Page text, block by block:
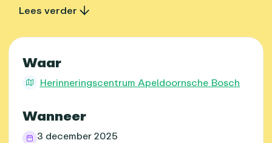
Lees verder
Praktische informatie
Waar
Herinneringscentrum Apeldoornsche Bosch
Wanneer
3 december 2025